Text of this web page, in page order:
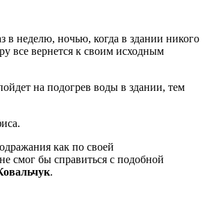
в неделю, ночью, когда в здании никого
все вернется к своим исходным
на подогрев воды в здании, тем
как по своей
смог бы справиться с подобной
.